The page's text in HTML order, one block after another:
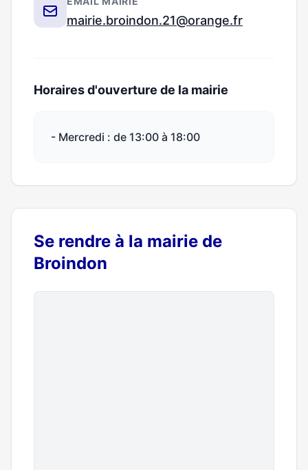
mairie.broindon.21@orange.fr
Horaires d'ouverture de la mairie
- Mercredi : de 13:00 à 18:00
Se rendre à la mairie de
Broindon